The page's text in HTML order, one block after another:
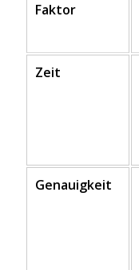
Faktor
Zeit
Genauigkeit